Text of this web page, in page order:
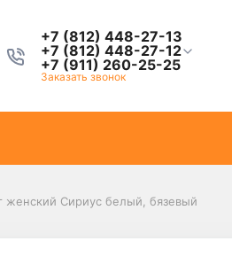
+7 (812) 448-27-13
+7 (812) 448-27-12
+7 (911) 260-25-25
Заказать звонок
женский Сириус белый, бязевый